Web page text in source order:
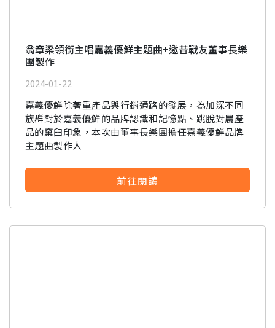
翁章梁領銜主唱嘉義優鮮主題曲+邀昔戰友董事長樂
團製作
2024-01-22
嘉義優鮮除著重產品與行銷通路的發展，為加深不同
族群對於嘉義優鮮的品牌認識和記憶點、跳脫對農產
品的窠臼印象，本次由董事長樂團擔任嘉義優鮮品牌
主題曲製作人
前往閱讀